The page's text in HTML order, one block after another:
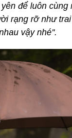
để luôn cùng
rạng rỡ như
vậy nhé''.